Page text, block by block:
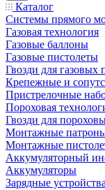
Каталог
Системы прямого
Газовая технология
Газовые баллоны
Газовые пистолеты
Гвозди для газовых
Крепежные и
Пристрелочные
Пороховая
Гвозди для
Монтажные
Монтажные
Аккумуляторный
Аккумуляторы
Зарядные